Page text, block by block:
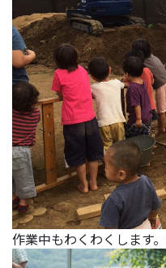
作業中もわくわくします